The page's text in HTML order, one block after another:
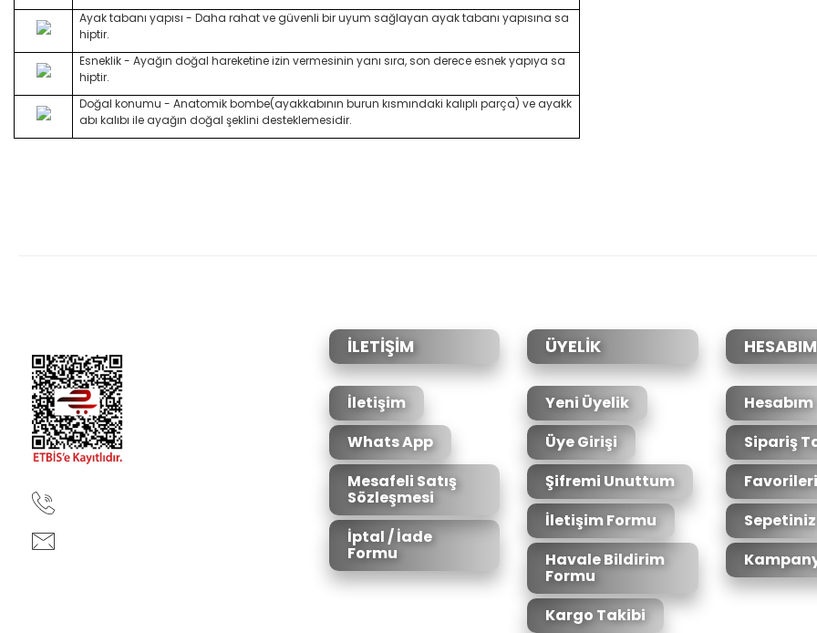
Ayak tabanı yapısı - Daha rahat ve güvenli bir uyum sağlayan ayak tabanı yapısına sa
hiptir.
Esneklik - Ayağın doğal hareketine izin vermesinin yanı sıra, son derece esnek yapıya sa
hiptir.
Doğal konumu - Anatomik bombe(ayakkabının burun kısmındaki kalıplı parça) ve ayakk
abı kalıbı ile ayağın doğal şeklini desteklemesidir.
Ürün fiyatı diğer sitelerden daha pahalı.
Bu ürüne benzer farklı alternatifler olmalı.
İLETİŞİM
İletişim
Whats App
Mesafeli Satış
Sözleşmesi
İptal / İade
Formu
ÜYELİK
Yeni Üyelik
Üye Girişi
Şifremi Unuttum
İletişim Formu
Havale Bildirim
Formu
Kargo Takibi
HESABIM
Hesabım
Sipariş
Sepetiniz